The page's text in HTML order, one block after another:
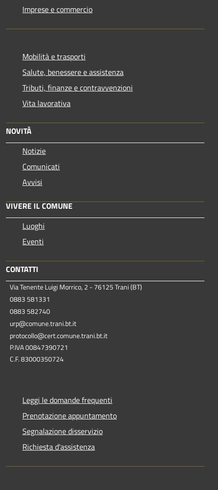
Imprese e commercio
Mobilità e trasporti
Salute, benessere e assistenza
Tributi, finanze e contravvenzioni
Vita lavorativa
NOVITÀ
Notizie
Comunicati
Avvisi
VIVERE IL COMUNE
Luoghi
Eventi
CONTATTI
Via Tenente Luigi Morrico, 2 - 76125 Trani (BT)
0883 581331
0883 582740
urp@comune.trani.bt.it
protocollo@cert.comune.trani.bt.it
P.IVA 00847390721
C.F. 83000350724
Leggi le domande frequenti
Prenotazione appuntamento
Segnalazione disservizio
Richiesta d'assistenza